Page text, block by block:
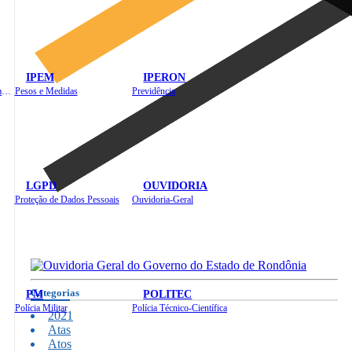
IPEM
Pesos e Medidas
IPERON
Previdência
LGPD
Proteção de Dados Pessoais
OUVIDORIA
Ouvidoria-Geral
PM
Polícia Militar
POLITEC
Polícia Técnico-Científica
Categorias
2021
Atas
Atos